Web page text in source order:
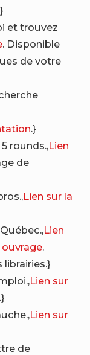
et trouvez
. Disponible
de votre
.}
rounds.,Lien
de
Lien sur la
Lien
.
Lien sur
.}
Lien sur
de